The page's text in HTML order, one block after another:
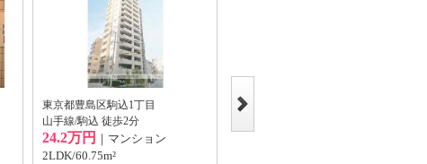
東京都豊島区駒込1丁目
山手線/駒込 徒歩2分
24.2万円 ｜マンション
2LDK/60.75m²
東京都豊島区駒込2丁目